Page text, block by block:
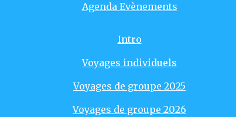
Agenda Evènements
Intro
Voyages individuels
Voyages de groupe 2025
Voyages de groupe 2026